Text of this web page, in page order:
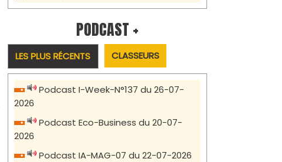
PODCAST +
LES PLUS RÉCENTS CLASSEURS
Podcast I-Week-N°137 du 26-07-
2026
Podcast Eco-Business du 20-07-
2026
Podcast IA-MAG-07 du 22-07-2026